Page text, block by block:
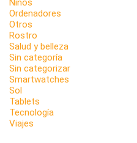
Niños
Ordenadores
Otros
Rostro
Salud y belleza
Sin categoría
Sin categorizar
Smartwatches
Sol
Tablets
Tecnología
Viajes